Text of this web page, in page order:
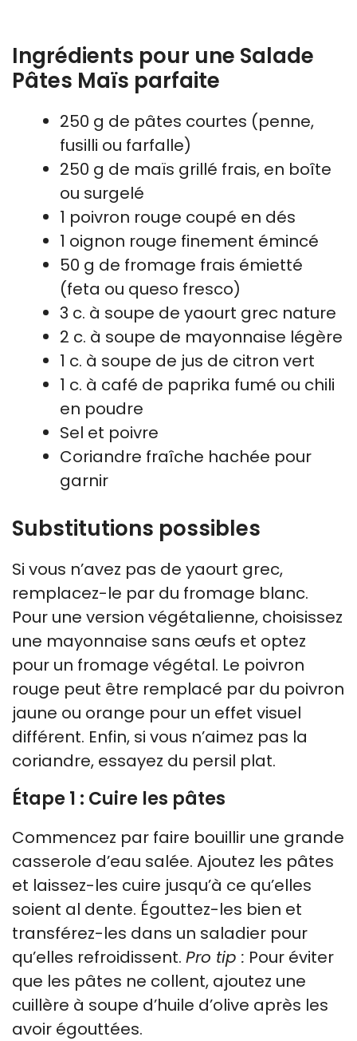
Ingrédients pour une Salade
Pâtes Maïs parfaite
250 g de pâtes courtes (penne,
fusilli ou farfalle)
250 g de maïs grillé frais, en boîte
ou surgelé
1 poivron rouge coupé en dés
1 oignon rouge finement émincé
50 g de fromage frais émietté
(feta ou queso fresco)
3 c. à soupe de yaourt grec nature
2 c. à soupe de mayonnaise légère
1 c. à soupe de jus de citron vert
1 c. à café de paprika fumé ou chili
en poudre
Sel et poivre
Coriandre fraîche hachée pour
garnir
Substitutions possibles
Si vous n’avez pas de yaourt grec,
remplacez-le par du fromage blanc.
Pour une version végétalienne, choisissez
une mayonnaise sans œufs et optez
pour un fromage végétal. Le poivron
rouge peut être remplacé par du poivron
jaune ou orange pour un effet visuel
différent. Enfin, si vous n’aimez pas la
coriandre, essayez du persil plat.
Étape 1 : Cuire les pâtes
Commencez par faire bouillir une grande
casserole d’eau salée. Ajoutez les pâtes
et laissez-les cuire jusqu’à ce qu’elles
soient al dente. Égouttez-les bien et
transférez-les dans un saladier pour
qu’elles refroidissent. Pro tip : Pour éviter
que les pâtes ne collent, ajoutez une
cuillère à soupe d’huile d’olive après les
avoir égouttées.